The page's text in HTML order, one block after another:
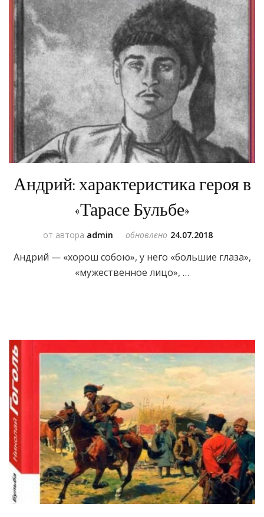
Андрий: характеристика героя в
«Тарасе Бульбе»
от автора admin обновлено 24.07.2018
Андрий — «хорош собою», у него «большие глаза»,
«мужественное лицо», …